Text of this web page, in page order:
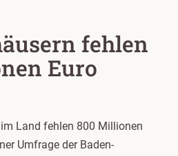
fehlen
Euro
Land fehlen 800 Millionen
Umfrage der Baden-